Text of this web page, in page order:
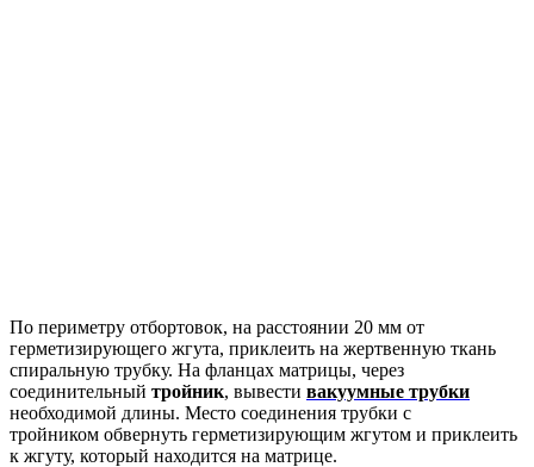
По периметру отбортовок, на расстоянии 20 мм от
герметизирующего жгута, приклеить на жертвенную ткань
спиральную трубку. На фланцах матрицы, через
соединительный тройник, вывести вакуумные трубки
необходимой длины. Место соединения трубки с
тройником обвернуть герметизирующим жгутом и приклеить
к жгуту, который находится на матрице.